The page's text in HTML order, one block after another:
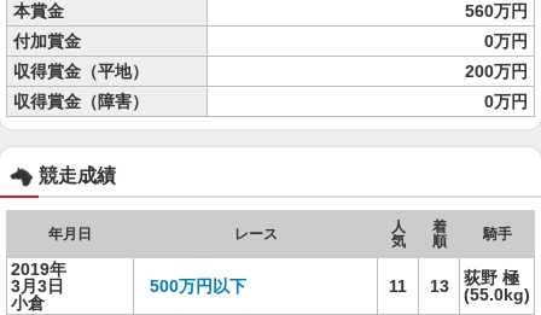
本賞金
560万円
付加賞金
0万円
収得賞金（平地）
200万円
収得賞金（障害）
0万円
競走成績
年月日 レース
人
気
着
順
騎手
2019年
3月3日
小倉
500万円以下 11 13
荻野 極
(55.0kg)